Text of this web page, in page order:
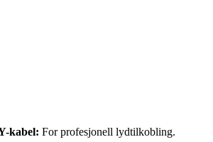
kabel: For profesjonell lydtilkobling.